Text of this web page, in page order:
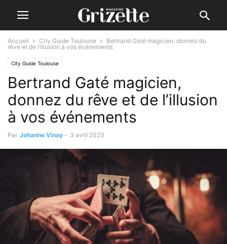
Accueil City Guide Toulouse
Bertrand Gaté magicien, donnez du
rêve et de l’illusion à vos événements
City Guide Toulouse
Bertrand Gaté magicien,
donnez du rêve et de l’illusion
à vos événements
Par Johanne Vinay - 3 avril 2023